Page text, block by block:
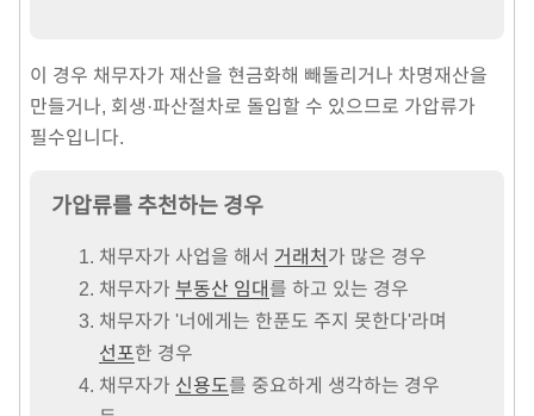
이 경우 채무자가 재산을 현금화해 빼돌리거나 차명재산을
만들거나, 회생·파산절차로 돌입할 수 있으므로 가압류가
필수입니다.
가압류를 추천하는 경우
채무자가 사업을 해서 거래처가 많은 경우
채무자가 부동산 임대를 하고 있는 경우
채무자가 '너에게는 한푼도 주지 못한다'라며
선포한 경우
채무자가 신용도를 중요하게 생각하는 경우